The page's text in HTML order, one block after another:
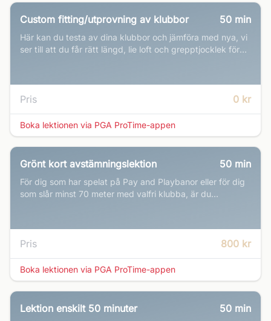
Custom fitting/utprovning av klubbor 50 min
Här kan du testa av dina klubbor och jämföra med nya, vi
ser till att du får rätt längd, lie loft och grepptjocklek för
Pris 0 kr
Boka lektionen via PGA ProTime-appen
Grönt kort avstämningslektion 50 min
För dig som har spelat på Pay and Playbanor eller för dig
som slår minst 70 meter med valfri klubba, är du
Pris 800 kr
Boka lektionen via PGA ProTime-appen
Lektion enskilt 50 minuter 50 min